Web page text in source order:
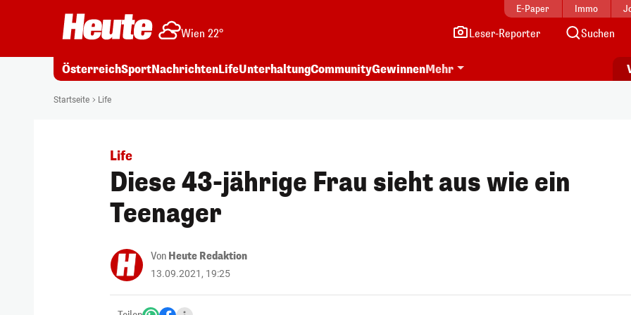
E-Paper Immo
Wien 22° Leser-Reporter Suchen
ÖsterreichSportNachrichtenLifeUnterhaltungCommunityGewinnenMehr
Startseite Life
Life
Diese 43-jährige Frau sieht aus wie ein
Teenager
Von Heute Redaktion
13.09.2021, 19:25